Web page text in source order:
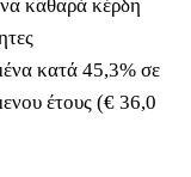
καθαρά κέρδη
κατά 45,3% σε
έτους (€ 36,0